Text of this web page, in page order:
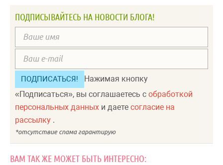
ПОДПИСЫВАЙТЕСЬ НА НОВОСТИ БЛОГА!
Нажимая кнопку
«Подписаться», вы соглашаетесь с обработкой
персональных данных и даете согласие на
рассылку .
ВАМ ТАК ЖЕ МОЖЕТ БЫТЬ ИНТЕРЕСНО: